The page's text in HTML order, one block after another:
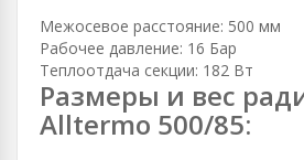
Межосевое расстояние: 500 мм
Рабочее давление: 16 Бар
Теплоотдача секции: 182 Вт
Размеры и вес
Alltermo 500/85: